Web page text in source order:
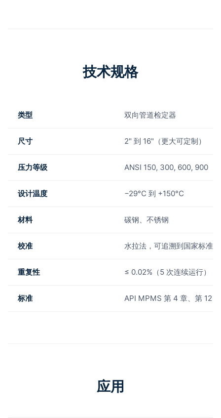
技术规格
类型 双向管道检定器
尺寸 2" 到 16"（更大可定制）
压力等级 ANSI 150, 300, 600, 900
设计温度 −29°C 到 +150°C
材料 碳钢、不锈钢
校准 水拉法，可追溯到国家标准
重复性 ≤ 0.02%（5 次连续运行）
标准 API MPMS 第 4 章、第 12 章
应用